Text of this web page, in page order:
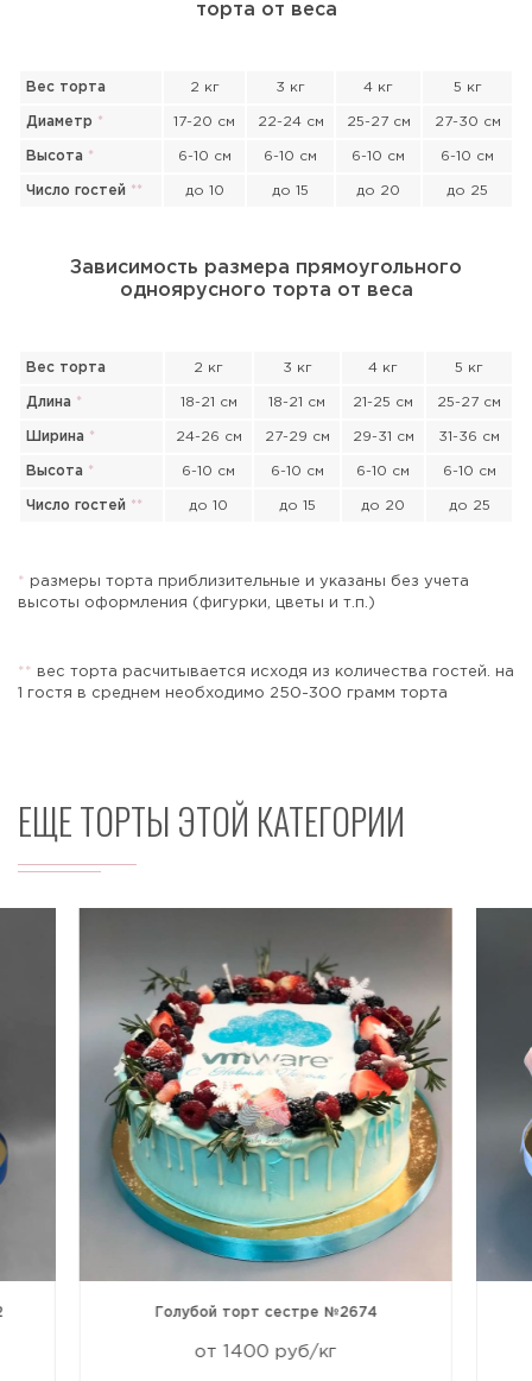
торта от веса
Вес торта 2 кг 3 кг 4 кг 5 кг
Диаметр * 17-20 см 22-24 см 25-27 см 27-30 см
Высота * 6-10 см 6-10 см 6-10 см 6-10 см
Число гостей ** до 10 до 15 до 20 до 25
Зависимость размера прямоугольного
одноярусного торта от веса
Вес торта 2 кг 3 кг 4 кг 5 кг
Длина * 18-21 см 18-21 см 21-25 см 25-27 см
Ширина * 24-26 см 27-29 см 29-31 см 31-36 см
Высота * 6-10 см 6-10 см 6-10 см 6-10 см
Число гостей ** до 10 до 15 до 20 до 25
*
размеры торта приблизительные и указаны без учета
высоты оформления (фигурки, цветы и т.п.)
* *
вес торта расчитывается исходя из количества гостей. на
1 гостя в среднем необходимо 250-300 грамм торта
ЕЩЕ ТОРТЫ ЭТОЙ КАТЕГОРИИ
Голубой торт сестре №2674
от 1400 руб/кг